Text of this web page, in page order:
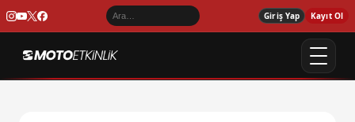
Giriş Yap Kayıt Ol